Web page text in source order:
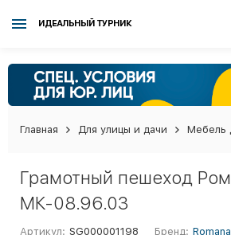
ИДЕАЛЬНЫЙ ТУРНИК
Главная Для улицы и дачи Мебель
Грамотный пешеход
МК-08.96.03
Артикул: SG000001198 Бренд: Romana